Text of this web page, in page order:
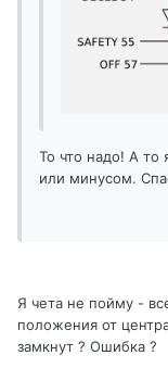
То что надо! А то
или минусом.
Я чета не пойму -
положения от
замкнут ? Ошибка ?